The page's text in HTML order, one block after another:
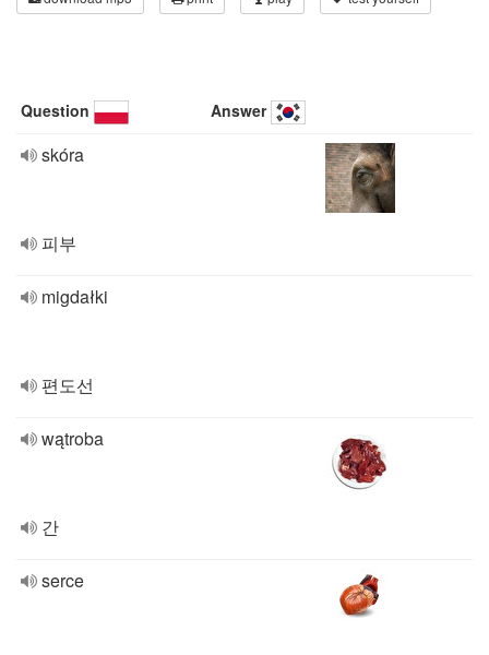
Question Answer
skóra
피부
migdałki
편도선
wątroba
간
serce